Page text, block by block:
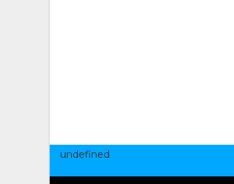
undefined